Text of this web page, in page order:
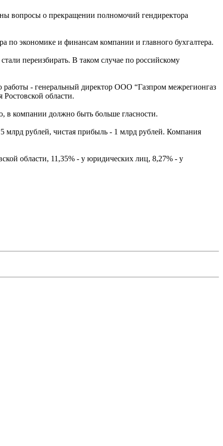
вопросы о прекращении полномочий гендиректора
по экономике и финансам компании и главного бухгалтера.
переизбирать. В таком случае по российскому
работы - генеральный директор ООО “Газпром межрегионгаз
области.
в компании должно быть больше гласности.
млрд рублей, чистая прибыль - 1 млрд рублей. Компания
области, 11,35% - у юридических лиц, 8,27% - у